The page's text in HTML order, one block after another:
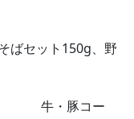
ばセット150g、野
・ 牛・豚コー